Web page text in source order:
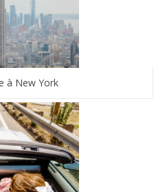
à New York